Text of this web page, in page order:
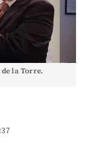
la Torre.